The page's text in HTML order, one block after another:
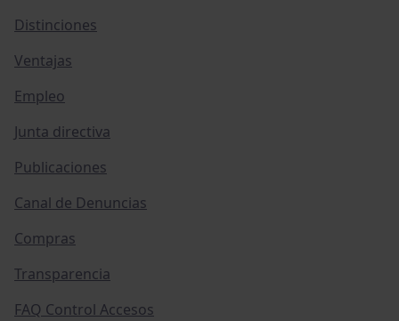
Distinciones
Ventajas
Empleo
Junta directiva
Publicaciones
Canal de Denuncias
Compras
Transparencia
FAQ Control Accesos